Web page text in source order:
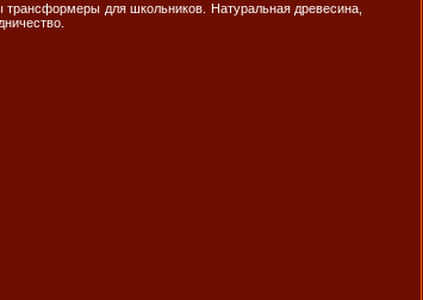
трансформеры для школьников. Натуральная древесина,